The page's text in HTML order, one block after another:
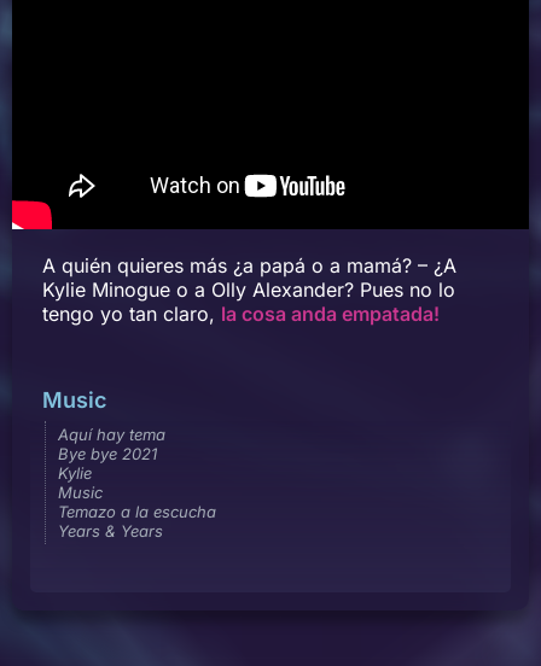
A quién quieres más ¿a papá o a mamá? – ¿A
Kylie Minogue o a Olly Alexander? Pues no lo
tengo yo tan claro, la cosa anda empatada!
Music
Aquí hay tema
Bye bye 2021
Kylie
Music
Temazo a la escucha
Years & Years